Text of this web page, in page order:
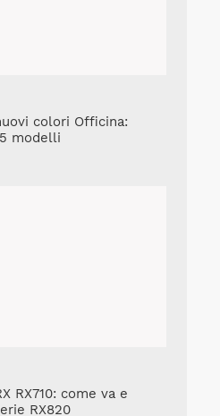
colori Officina:
modelli
RX710: come va e
RX820